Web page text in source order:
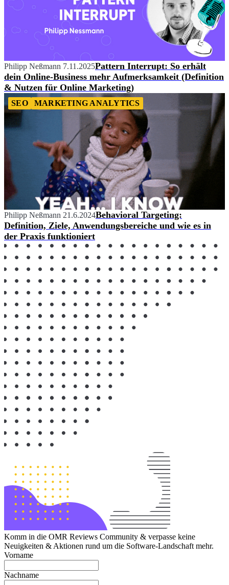
Philipp Neßmann 7.11.2025Pattern Interrupt: So erhält
dein Online-Business mehr Aufmerksamkeit (Definition
& Nutzen für Online Marketing)
SEO MARKETING ANALYTICS
Philipp Neßmann 21.6.2024Behavioral Targeting:
Definition, Ziele, Anwendungsbereiche und wie es in
der Praxis funktioniert
Komm in die OMR Reviews Community & verpasse keine
Neuigkeiten & Aktionen rund um die Software-Landschaft mehr.
Vorname
Nachname